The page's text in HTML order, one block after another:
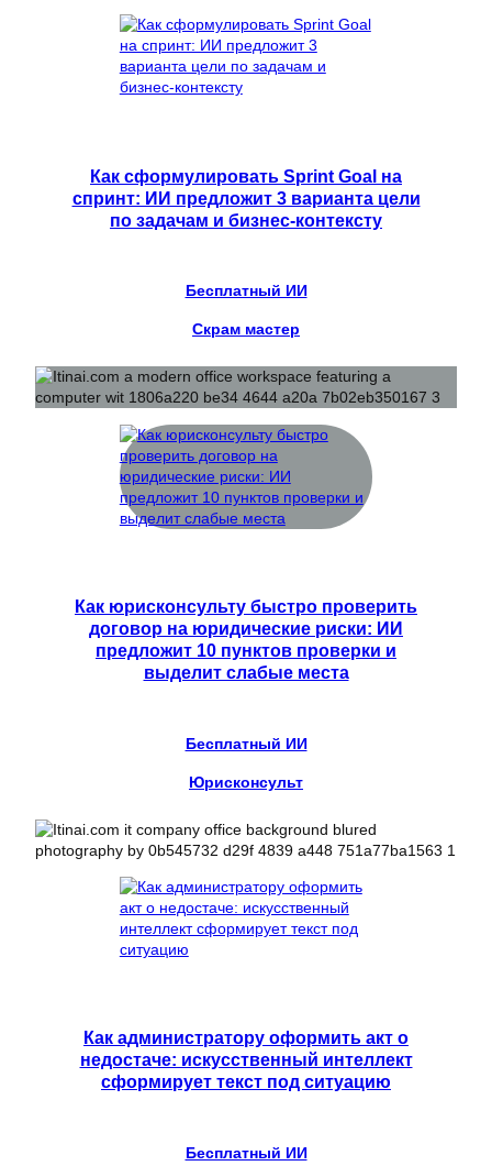
Как сформулировать Sprint Goal на
спринт: ИИ предложит 3 варианта цели
по задачам и бизнес-контексту
Бесплатный ИИ
Скрам мастер
Как юрисконсульту быстро проверить
договор на юридические риски: ИИ
предложит 10 пунктов проверки и
выделит слабые места
Бесплатный ИИ
Юрисконсульт
Как администратору оформить акт о
недостаче: искусственный интеллект
сформирует текст под ситуацию
Бесплатный ИИ